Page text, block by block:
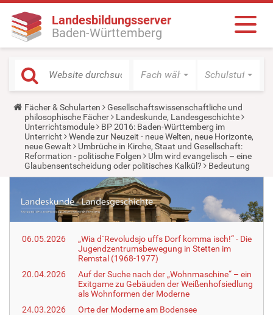
Landesbildungsserver
Baden-Württemberg
Fach wählen Schulstufe
Y
o
u
a
r
e
h
e
:
Fächer & Schularten
Gesellschaftswissenschaftliche und
philosophische Fächer
Landeskunde, Landesgeschichte
Unterrichtsmodule
BP 2016: Baden-Württemberg im
Unterricht
Wende zur Neuzeit - neue Welten, neue Horizonte,
neue Gewalt
Umbrüche in Kirche, Staat und Gesellschaft:
Reformation - politische Folgen
Ulm wird evangelisch – eine
Glaubensentscheidung oder politisches Kalkül?
Bedeutung
06.05.2026
„Wia d´Revoludsjo uffs Dorf komma isch!“ - Die
Jugendzentrumsbewegung in Stetten im
Remstal (1968-1977)
20.04.2026
Auf der Suche nach der „Wohnmaschine“ – ein
Exitgame zu Gebäuden der Weißenhofsiedlung
als Wohnformen der Moderne
24.03.2026
Orte der Moderne am Bodensee